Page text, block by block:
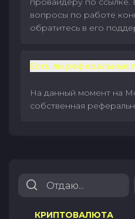
вопросы по работе
обратитесь в его
Есть ли реферальные
На данный момент на
собственная
КРИПТОВАЛЮТА